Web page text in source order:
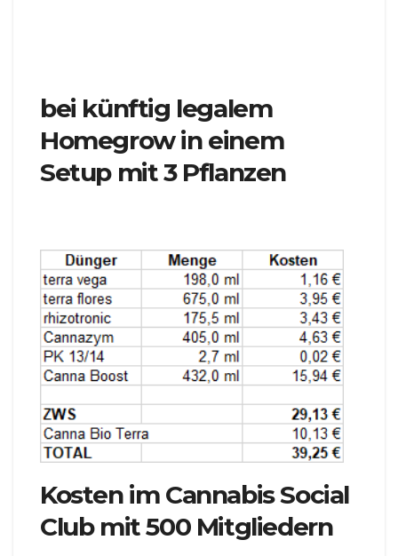
bei künftig legalem
Homegrow in einem
Setup mit 3 Pflanzen
Kosten im Cannabis Social
Club mit 500 Mitgliedern